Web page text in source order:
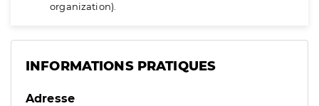
organization).
INFORMATIONS PRATIQUES
Adresse